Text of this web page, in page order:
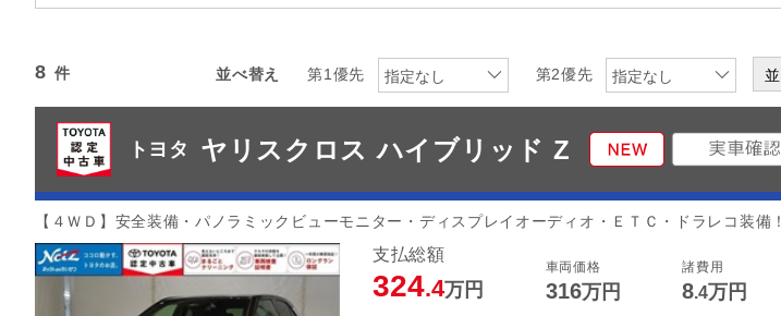
ワンオーナー 修復歴無
カラー
カーナビ TV
リヤエアコン
エアロパーツ 指定なし
8 並べ替え 第1優先 指定なし 第2優先 指定なし
トヨタ ヤリスクロス ハイブリッド Z
【４ＷＤ】安全装備・パノラミックビューモニター・ディスプレイオーディオ・ＥＴＣ・ドラレコ装備！
支払総額
324.4万円
車両価格
316万円
諸費用
8.4万円